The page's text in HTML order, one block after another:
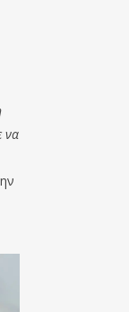
να